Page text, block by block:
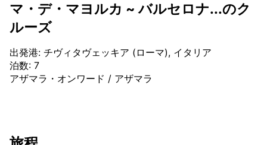
マ・デ・マヨルカ ~ バルセロナ...のク
ルーズ
出発港: チヴィタヴェッキア (ローマ), イタリア
泊数: 7
アザマラ・オンワード / アザマラ